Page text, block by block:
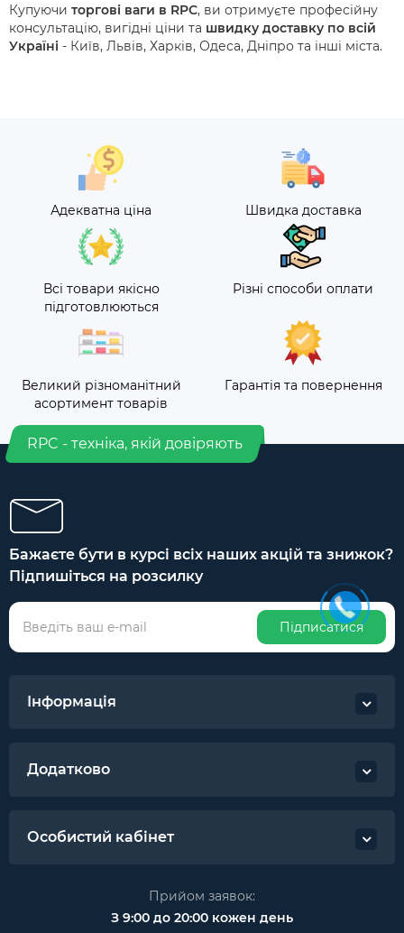
Купуючи торгові ваги в RPC, ви отримуєте професійну
консультацію, вигідні ціни та швидку доставку по всій
Україні - Київ, Львів, Харків, Одеса, Дніпро та інші міста.
Адекватна ціна Швидка доставка
Всі товари якісно
підготовлюються
Різні способи оплати
Великий різноманітний
асортимент товарів
Гарантія та повернення
RPC - техніка, якій довіряють
Бажаєте бути в курсі всіх наших акцій та знижок?
Підпишіться на розсилку
Підписатися
Інформація
Додатково
Особистий кабінет
Прийом заявок:
З 9:00 до 20:00 кожен день